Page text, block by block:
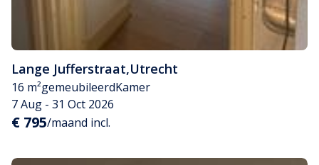
Lange Jufferstraat,Utrecht
16 m²gemeubileerdKamer
7 Aug - 31 Oct 2026
€ 795/maand incl.